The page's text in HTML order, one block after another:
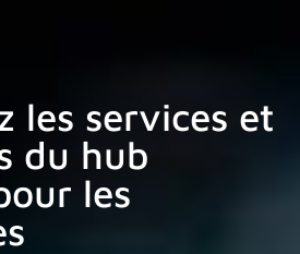
les services et
du hub
les